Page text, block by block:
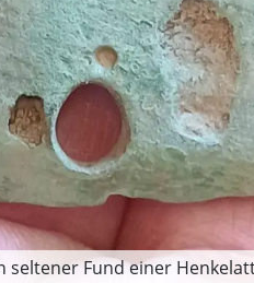
Fund einer